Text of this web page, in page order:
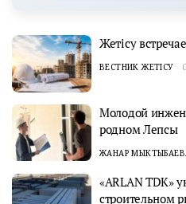
Жетісу
ВЕСТНИК ЖЕТІСУ
Молодой
родном Лепсы
ЖАНАР
«ARLAN TDK»
строительном